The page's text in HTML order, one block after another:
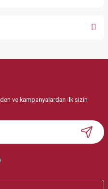
bulunuyor.
olmalı.
ve kampanyalardan ilk sizin